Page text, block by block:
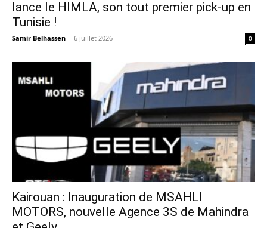
lance le HIMLA, son tout premier pick-up en
Tunisie !
Samir Belhassen - 6 juillet 2026 0
Kairouan : Inauguration de MSAHLI
MOTORS, nouvelle Agence 3S de Mahindra